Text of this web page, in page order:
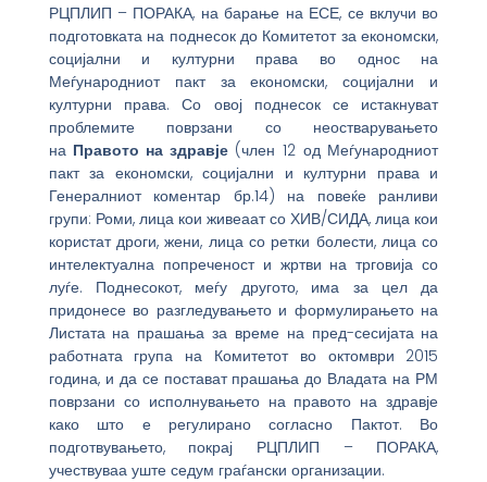
РЦПЛИП – ПОРАКА, на барање на ЕСЕ, се вклучи во
подготовката на поднесок до Комитетот за економски,
социјални и културни права во однос на
Меѓународниот пакт за економски, социјални и
културни права. Со овој поднесок се истакнуват
проблемите поврзани со неостварувањето
на Правото на здравје (член 12 од Меѓународниот
пакт за економски, социјални и културни права и
Генералниот коментар бр.14) на повеќе ранливи
групи: Роми, лица кои живеаат со ХИВ/СИДА, лица кои
користат дроги, жени, лица со ретки болести, лица со
интелектуална попреченост и жртви на трговија со
луѓе. Поднесокот, меѓу другото, има за цел да
придонесе во разгледувањето и формулирањето на
Листата на прашања за време на пред-сесијата на
работната група на Комитетот во октомври 2015
година, и да се постават прашања до Владата на РМ
поврзани со исполнувањето на правото на здравје
како што е регулирано согласно Пактот. Во
подготвувањето, покрај РЦПЛИП – ПОРАКА,
учествуваа уште седум граѓански организации.